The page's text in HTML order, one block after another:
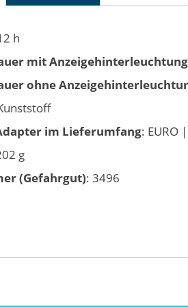
h
mit Anzeigehinterleuchtung
ohne
im Lieferumfang: EURO
g
(Gefahrgut): 3496